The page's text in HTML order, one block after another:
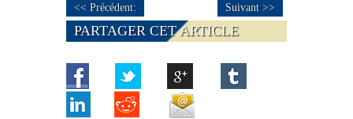
<< Précédent: Suivant >>
PARTAGER CET ARTICLE